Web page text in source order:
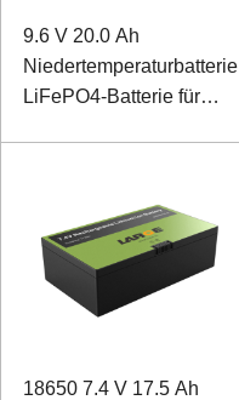
9.6 V 20.0 Ah
Niedertemperaturbatterie
LiFePO4-Batterie für
18650 7.4 V 17.5 Ah